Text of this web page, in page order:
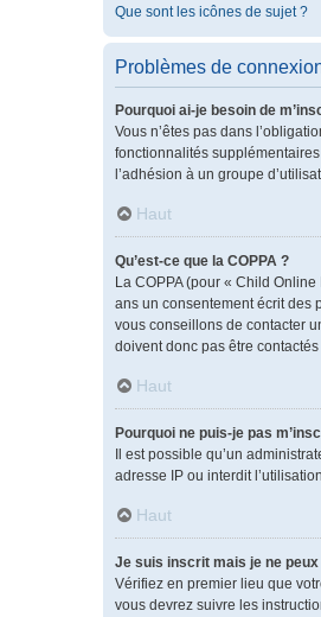
Que sont les icônes de sujet ?
Problèmes de
Pourquoi ai-je besoin de
Vous n’êtes pas dans
fonctionnalités
l’adhésion à un groupe
Haut
Qu’est-ce que la COPPA ?
La COPPA (pour « Child
ans un consentement écrit des
vous conseillons de contacter
doivent donc pas être
Haut
Pourquoi ne puis-je pas
Il est possible qu’un
adresse IP ou interdit
Haut
Je suis inscrit mais je ne
Vérifiez en premier lieu que
vous devrez suivre les